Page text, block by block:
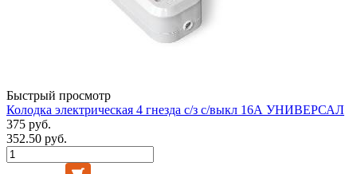
Быстрый просмотр
Колодка электрическая 4 гнезда с/з с/выкл 16А УНИВЕРСАЛ
375 руб.
352.50 руб.